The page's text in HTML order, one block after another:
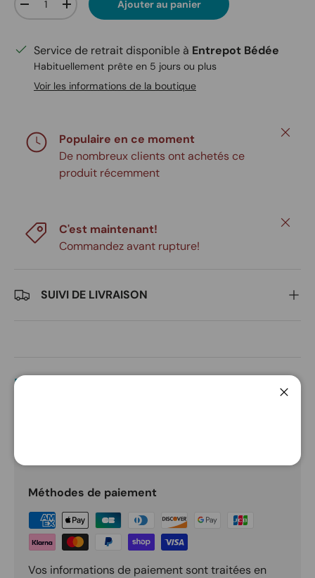
Diminuer la quantité
Augmenter la quantité
Ajouter au panier
Service de retrait disponible à Entrepot Bédée
Habituellement prête en 5 jours ou plus
Voir les informations de la boutique
Populaire en ce moment
De nombreux clients ont achetés ce
produit récemment
Fermer
C'est maintenant!
Commandez avant rupture!
Fermer
SUIVI DE LIVRAISON
DESCRIPTION
Méthodes de paiement
Vos informations de paiement sont traitées en